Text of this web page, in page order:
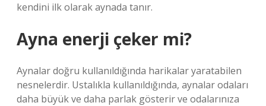
kendini ilk olarak aynada tanır.
Ayna enerji çeker mi?
Aynalar doğru kullanıldığında harikalar yaratabilen
nesnelerdir. Ustalıkla kullanıldığında, aynalar odaları
daha büyük ve daha parlak gösterir ve odalarınıza